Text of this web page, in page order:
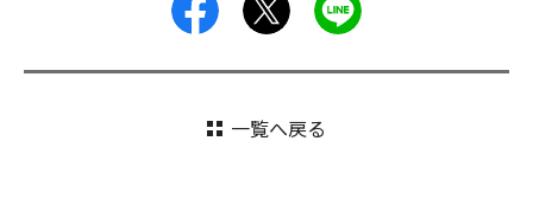
facebook
一覧へ戻る